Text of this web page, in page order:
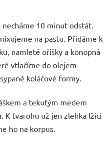
10 minut odstát.
na pastu. Přidáme k
namleté oříšky a konopná
vtlačíme do olejem
koláčové formy.
a tekutým medem
K tvarohu už jen zlehka lžicí
ho na korpus.